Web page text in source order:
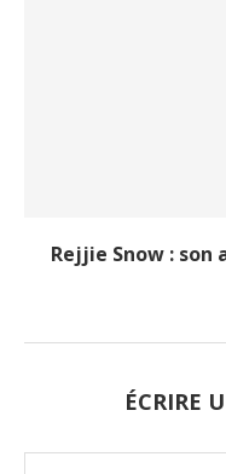
Rejjie Snow : son
ÉCRIRE